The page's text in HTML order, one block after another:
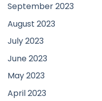
September 2023
August 2023
July 2023
June 2023
May 2023
April 2023